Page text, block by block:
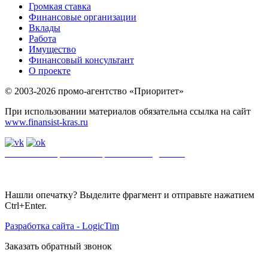
Громкая ставка
Финансовые организации
Вклады
Работа
Имущество
Финансовый консультант
О проекте
© 2003-2026 промо-агентство «Приоритет»
При использовании материалов обязательна ссылка на сайт
www.finansist-kras.ru
Нашли опечатку? Выделите фрагмент и отправьте нажатием
Ctrl+Enter.
Разработка сайта - LogicTim
Заказать обратный звонок